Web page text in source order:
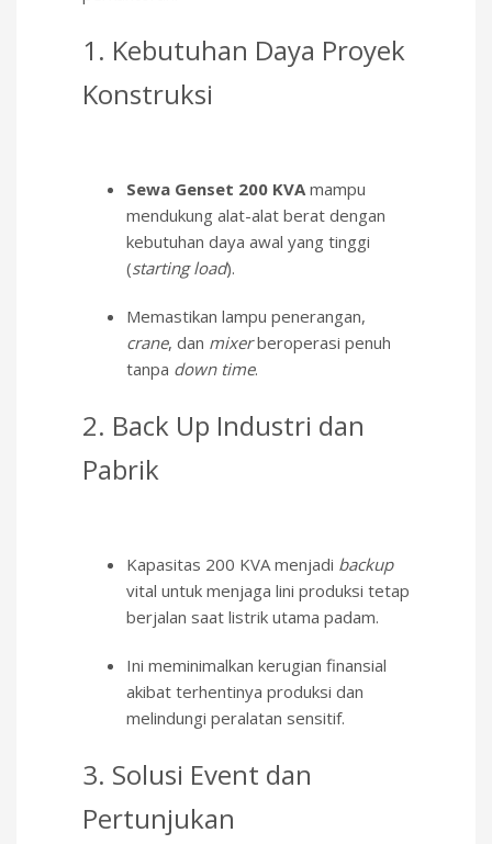
1. Kebutuhan Daya Proyek
Konstruksi
Sewa Genset 200 KVAmampu
mendukung alat-alat berat dengan
kebutuhan daya awal yang tinggi
(starting load).
Memastikan lampu penerangan,
crane, dan mixerberoperasi penuh
tanpa down time.
2. Back Up Industri dan
Pabrik
Kapasitas 200 KVA menjadi backup
vital untuk menjaga lini produksi tetap
berjalan saat listrik utama padam.
Ini meminimalkan kerugian finansial
akibat terhentinya produksi dan
melindungi peralatan sensitif.
3. Solusi Event dan
Pertunjukan